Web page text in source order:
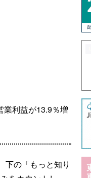
業利益が13.9％増
下の「もっと知り